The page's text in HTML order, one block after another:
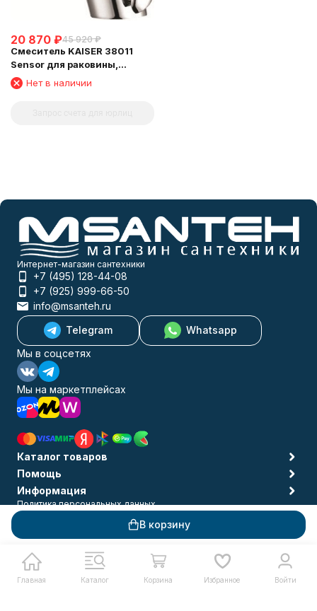
В корзину
20 870 ₽45 920 ₽
Смеситель KAISER 38011
Sensor для раковины,
сенсорный
Нет в наличии
Главная Каталог Корзина Избранное Войти
Интернет-магазин сантехники
+7 (495) 128-44-08
+7 (925) 999-66-50
info@msanteh.ru
Telegram
Whatsapp
Мы в соцсетях
Мы на маркетплейсах
Каталог товаров
Помощь
Информация
Политика персональных данных
© 2009-2026 MSANTEH